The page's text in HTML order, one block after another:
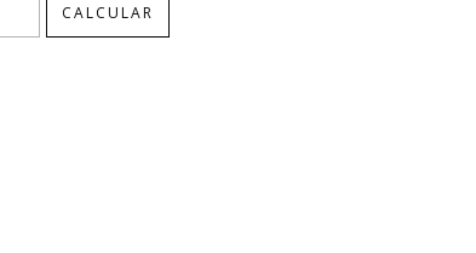
CALCULAR